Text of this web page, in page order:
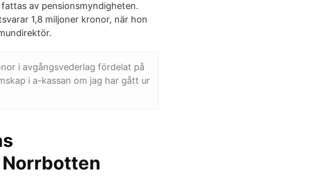
av pensionsmyndigheten.
1,8 miljoner kronor, när hon
i avgångsvederlag fördelat på
i a-kassan om jag har gått ur